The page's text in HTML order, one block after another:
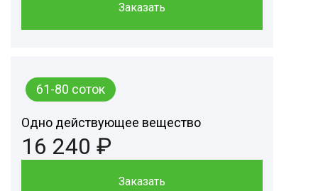
Заказать
61-80 соток
Одно действующее вещество
16 240 ₽
Заказать